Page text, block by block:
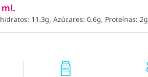
11.3g, Azúcares: 0.6g, Proteínas: 2g